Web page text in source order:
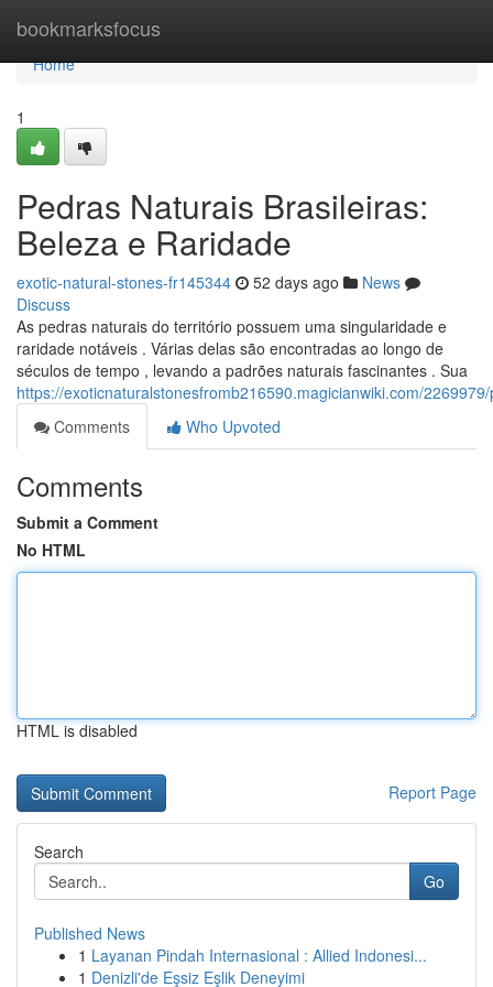
bookmarksfocus
Home
Home
1
Pedras Naturais Brasileiras:
Beleza e Raridade
exotic-natural-stones-fr145344 52 days ago
News
Discuss
As pedras naturais do território possuem uma singularidade e
raridade notáveis . Várias delas são encontradas ao longo de
séculos de tempo , levando a padrões naturais fascinantes . Sua
https://exoticnaturalstonesfromb216590.magicianwiki.com/
Comments
Who Upvoted
Comments
Submit a Comment
No HTML
HTML is disabled
Report Page
Search
Go
Published News
1 Layanan Pindah Internasional : Allied Indonesi...
1 Denizli'de Eşsiz Eşlik Deneyimi